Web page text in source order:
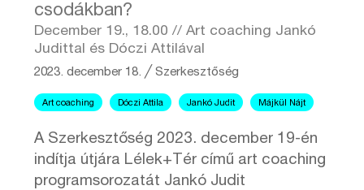
csodákban?
December 19., 18.00 // Art coaching Jankó
Judittal és Dóczi Attilával
2023. december 18. ╱Szerkesztőség
Art coaching Dóczi Attila Jankó Judit Májkül Nájt
A Szerkesztőség 2023. december 19-én
indítja útjára Lélek+Tér című art coaching
programsorozatát Jankó Judit